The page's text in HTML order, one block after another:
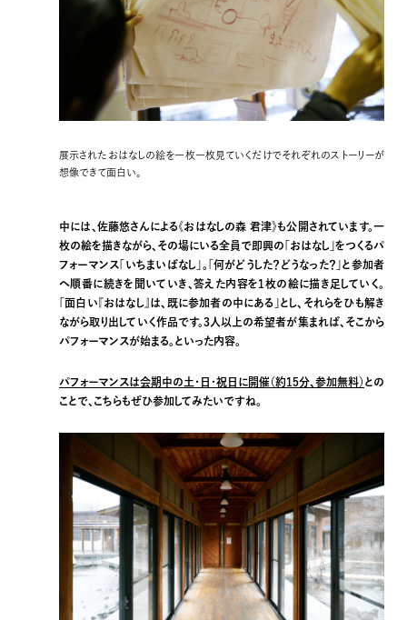
展示されたおはなしの絵を一枚一枚見ていくだけでそれぞれのストーリーが
想像できて面白い。
中には、佐藤悠さんによる《おはなしの森 君津》も公開されています。一
枚の絵を描きながら、その場にいる全員で即興の「おはなし」をつくるパ
フォーマンス「いちまいばなし」。「何がどうした？どうなった？」と参加者
へ順番に続きを聞いていき、答えた内容を1枚の絵に描き足していく。
「面白い『おはなし』は、既に参加者の中にある」とし、それらをひも解き
ながら取り出していく作品です。3人以上の希望者が集まれば、そこから
パフォーマンスが始まる。といった内容。
パフォーマンスは会期中の土・日・祝日に開催（約15分、参加無料） との
ことで、こちらもぜひ参加してみたいですね。